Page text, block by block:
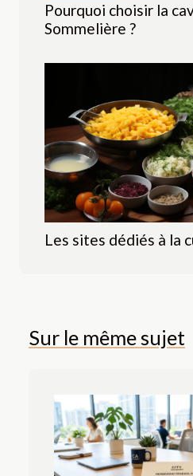
Pourquoi choisir la
Sommelière ?
Les sites dédiés à la
Sur le même sujet